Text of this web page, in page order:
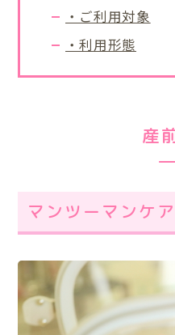
・ご利用対象
・利用形態
産
マンツーマンケ